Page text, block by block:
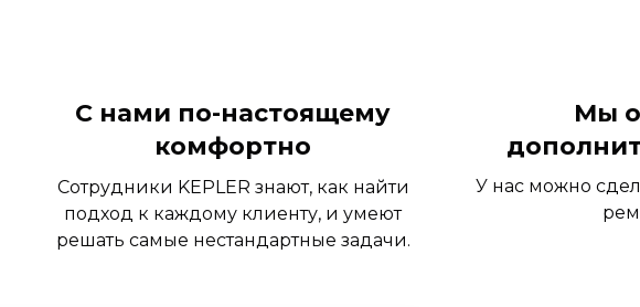
Мы
У нас можно
С нами по-настоящему
комфортно
Сотрудники KEPLER знают, как найти
подход к каждому клиенту, и умеют
решать самые нестандартные задачи.